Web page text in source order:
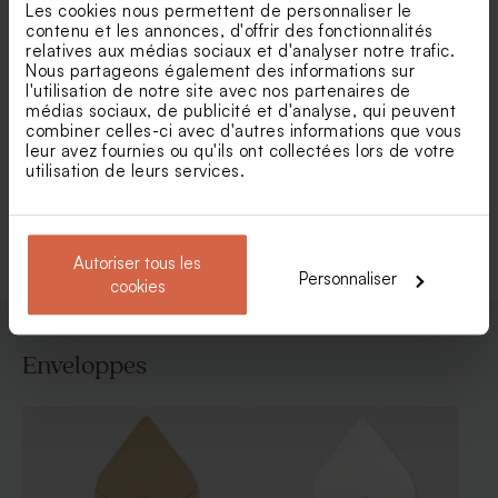
Les cookies nous permettent de personnaliser le
contenu et les annonces, d'offrir des fonctionnalités
relatives aux médias sociaux et d'analyser notre trafic.
Nous partageons également des informations sur
l'utilisation de notre site avec nos partenaires de
médias sociaux, de publicité et d'analyse, qui peuvent
combiner celles-ci avec d'autres informations que vous
leur avez fournies ou qu'ils ont collectées lors de votre
utilisation de leurs services.
Autoriser tous les
cookies
Personnaliser
Faire part mariage arche
double volet et dorure
Faire part mariage photo
calque et dorure
Voir toute la collection Faire-part mariage
Enveloppes